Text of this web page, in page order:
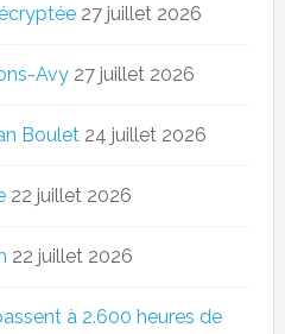
27 juillet 2026
Avy 27 juillet 2026
Boulet 24 juillet 2026
22 juillet 2026
22 juillet 2026
à 2.600 heures de